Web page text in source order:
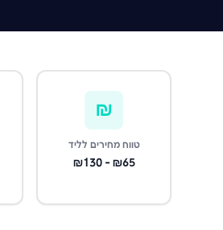
₪
טווח מחירים לליד
₪65 - ₪130